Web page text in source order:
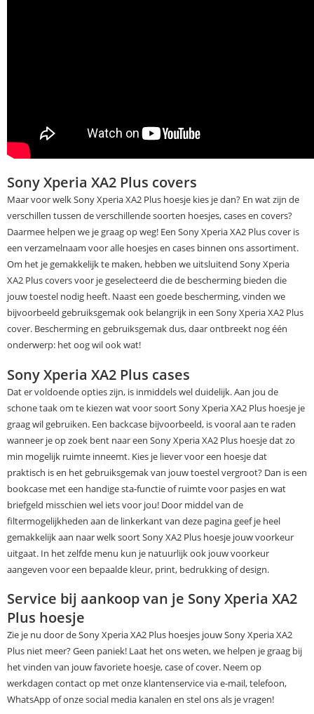
Sony Xperia XA2 Plus covers
Maar voor welk Sony Xperia XA2 Plus hoesje kies je dan? En wat zijn de
verschillen tussen de verschillende soorten hoesjes, cases en covers?
Daarmee helpen we je graag op weg! Een Sony Xperia XA2 Plus cover is
een verzamelnaam voor alle hoesjes en cases binnen ons assortiment.
Om het je gemakkelijk te maken, hebben we uitsluitend Sony Xperia
XA2 Plus covers voor je geselecteerd die de bescherming bieden die
jouw toestel nodig heeft. Naast een goede bescherming, vinden we
bijvoorbeeld gebruiksgemak ook belangrijk in een Sony Xperia XA2 Plus
cover. Bescherming en gebruiksgemak dus, daar ontbreekt nog één
onderwerp: het oog wil ook wat!
Sony Xperia XA2 Plus cases
Dat er voldoende opties zijn, is inmiddels wel duidelijk. Aan jou de
schone taak om te kiezen wat voor soort Sony Xperia XA2 Plus hoesje je
graag wil gebruiken. Een backcase bijvoorbeeld, is vooral aan te raden
wanneer je op zoek bent naar een Sony Xperia XA2 Plus hoesje dat zo
min mogelijk ruimte inneemt. Kies je liever voor een hoesje dat
praktisch is en het gebruiksgemak van jouw toestel vergroot? Dan is een
bookcase met een handige sta-functie of ruimte voor pasjes en wat
briefgeld misschien wel iets voor jou! Door middel van de
filtermogelijkheden aan de linkerkant van deze pagina geef je heel
gemakkelijk aan naar welk soort Sony XA2 Plus hoesje jouw voorkeur
uitgaat. In het zelfde menu kun je natuurlijk ook jouw voorkeur
aangeven voor een bepaalde kleur, print, bedrukking of design.
Service bij aankoop van je Sony Xperia XA2
Plus hoesje
Zie je nu door de Sony Xperia XA2 Plus hoesjes jouw Sony Xperia XA2
Plus niet meer? Geen paniek! Laat het ons weten, we helpen je graag bij
het vinden van jouw favoriete hoesje, case of cover. Neem op
werkdagen contact op met onze klantenservice via e-mail, telefoon,
WhatsApp of onze social media kanalen en stel ons als je vragen!